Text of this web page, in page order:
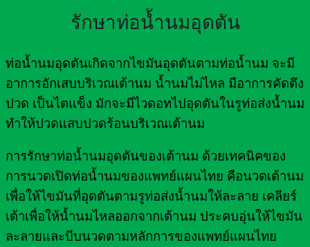
รักษาท่อน้ำนมอุดตัน
ท่อน้ำนมอุดตันเกิดจากไขมันอุดตันตามท่อน้ำนม จะมี
อาการอักเสบบริเวณเต้านม น้ำนมไม่ไหล มีอาการคัดตึง
ปวด เป็นไตแข็ง มักจะมีไวดอทไปอุดตันในรูท่อส่งน้ำนม
ทำให้ปวดแสบปวดร้อนบริเวณเต้านม
การรักษาท่อน้ำนมอุดตันของเต้านม ด้วยเทคนิคของ
การนวดเปิดท่อน้ำนมของแพทย์แผนไทย คือนวดเต้านม
เพื่อให้ไขมันที่อุดตันตามรูท่อส่งน้ำนมให้ละลาย เคลียร์
เต้าเพื่อให้น้ำนมไหลออกจากเต้านม ประคบอุ่นให้ไขมัน
ละลายและบีบนวดตามหลักการของแพทย์แผนไทย